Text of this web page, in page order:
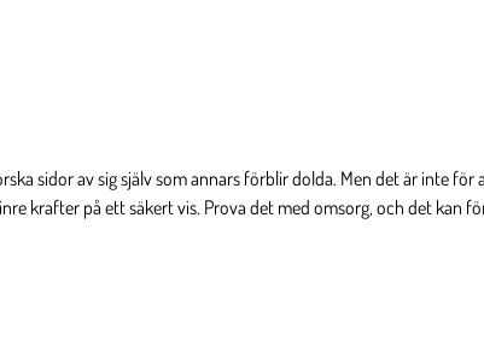
sidor av sig själv som annars förblir dolda. Men det är inte
krafter på ett säkert vis. Prova det med omsorg, och det kan